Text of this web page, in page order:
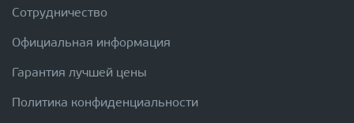
Сотрудничество
Официальная информация
Гарантия лучшей цены
Политика конфиденциальности